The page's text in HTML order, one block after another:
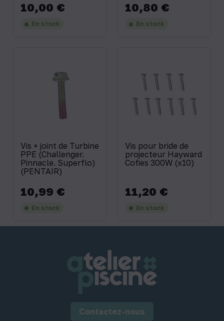
Prix
10,00 €
En stock
Prix
10,80 €
En stock
Vis + joint de Turbine
PPE (Challenger.
Pinnacle. Superflo)
(PENTAIR)
Prix
10,99 €
En stock
Vis pour bride de
projecteur Hayward
Cofies 300W (x10)
Prix
11,20 €
En stock
Contactez-nous